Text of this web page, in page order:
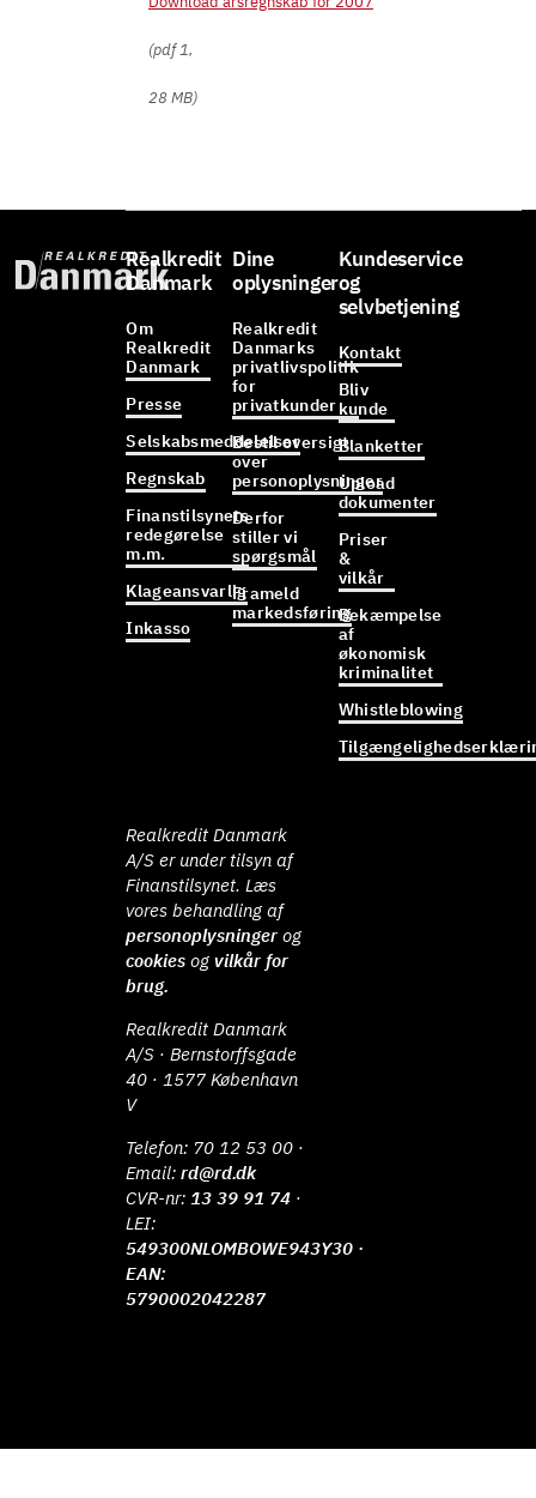
(pdf 1,
28 MB)
Realkredit
Danmark
Om
Realkredit
Danmark
Presse
Selskabsmeddelelser
Regnskab
Finanstilsynets
redegørelse
m.m.
Klageansvarlig
Inkasso
Dine
oplysninger
Realkredit
Danmarks
privatlivspolitik
for
privatkunder
Bestil oversigt
over
personoplysninger
Derfor
stiller vi
spørgsmål
Frameld
markedsføring
Kundeservice
og
selvbetjening
Kontakt
Bliv
kunde
Blanketter
Upload
dokumenter
Priser
&
vilkår
Bekæmpelse
af
økonomisk
kriminalitet
Whistleblowing
Realkredit Danmark
A/S er under tilsyn af
Finanstilsynet. Læs
vores behandling af
personoplysninger og
cookies ogvilkår for
brug.
Realkredit Danmark
A/S · Bernstorffsgade
40 · 1577 København
V
Telefon: 70 12 53 00 ·
Email:rd@rd.dk
CVR-nr: 13 39 91 74 ·
LEI:
549300NLOMBOWE943Y30 ·
EAN:
5790002042287